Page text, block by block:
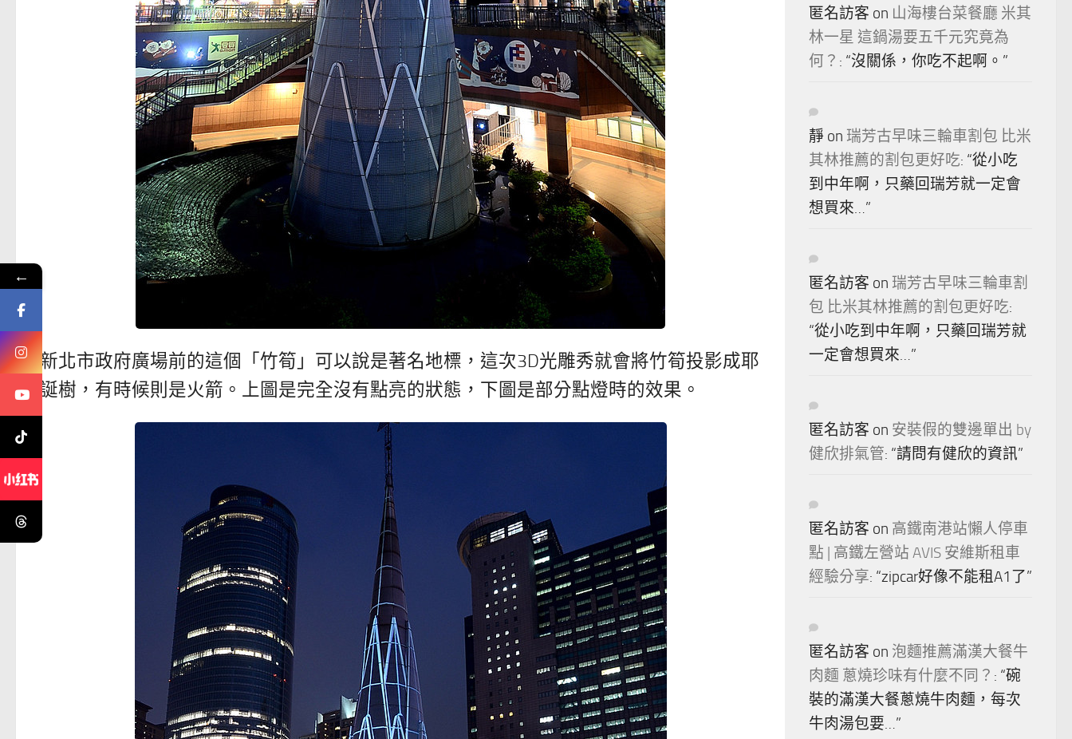
新北市政府廣場前的這個「竹筍」可以說是著名地標，這次3D光雕秀就會將竹筍投影成耶
誕樹，有時候則是火箭。上圖是完全沒有點亮的狀態，下圖是部分點燈時的效果。
匿名訪客 on 山海樓台菜餐廳 米其
林一星 這鍋湯要五千元究竟為
何？ : “沒關係，你吃不起啊。 ”
靜 on 瑞芳古早味三輪車割包 比米
其林推薦的割包更好吃: “從小吃
到中年啊，只藥回瑞芳就一定會
想買來…”
匿名訪客 on 瑞芳古早味三輪車割
包 比米其林推薦的割包更好吃:
“從小吃到中年啊，只藥回瑞芳就
一定會想買來…”
匿名訪客 on 安裝假的雙邊單出 by
健欣排氣管: “請問有健欣的資訊”
匿名訪客 on 高鐵南港站懶人停車
點 | 高鐵左營站 AVIS 安維斯租車
經驗分享: “zipcar好像不能租A1了”
匿名訪客 on 泡麵推薦滿漢大餐牛
肉麵 蔥燒珍味有什麼不同？ : “碗
裝的滿漢大餐蔥燒牛肉麵，每次
牛肉湯包要…”
←